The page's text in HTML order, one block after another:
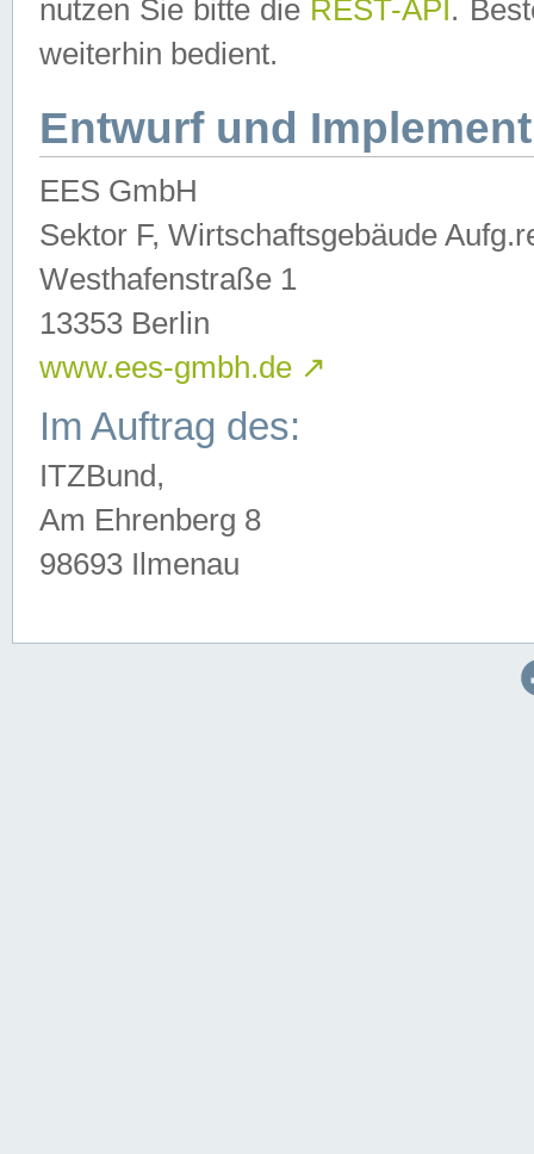
nutzen Sie bitte die REST-API.
weiterhin bedient.
Entwurf und
EES GmbH
Sektor F, Wirtschaftsgebäude
Westhafenstraße 1
13353 Berlin
www.ees-gmbh.de ↗
Im Auftrag des:
ITZBund,
Am Ehrenberg 8
98693 Ilmenau